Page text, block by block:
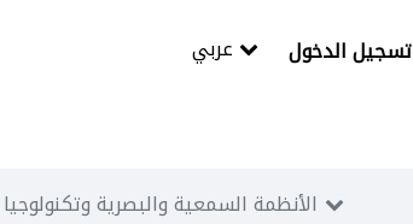
تسجيل الدخول
الأنظمة السمعية والبصرية